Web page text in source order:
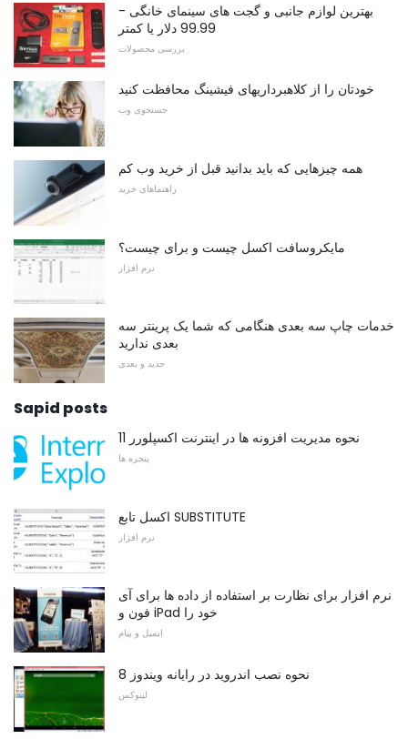
بهترین لوازم جانبی و گجت های سینمای خانگی -
99.99 دلار یا کمتر
بررسی محصولات
خودتان را از کلاهبرداریهای فیشینگ محافظت کنید
جستجوی وب
همه چیزهایی که باید بدانید قبل از خرید وب کم
راهنماهای خرید
مایکروسافت اکسل چیست و برای چیست؟
نرم افزار
خدمات چاپ سه بعدی هنگامی که شما یک پرینتر سه
بعدی ندارید
جدید و بعدی
Sapid posts
نحوه مدیریت افزونه ها در اینترنت اکسپلورر 11
پنجره ها
اکسل تابع SUBSTITUTE
نرم افزار
نرم افزار برای نظارت بر استفاده از داده ها برای آی
فون و iPad خود را
ایمیل و پیام
نحوه نصب اندروید در رایانه ویندوز 8
لینوکس